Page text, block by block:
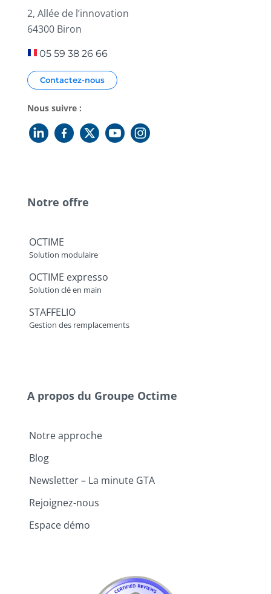
2, Allée de l’innovation
64300 Biron
05 59 38 26 66
Contactez-nous
Nous suivre :
Notre offre
OCTIME
Solution modulaire
OCTIME expresso
Solution clé en main
STAFFELIO
Gestion des remplacements
A propos du Groupe Octime
Notre approche
Blog
Newsletter – La minute GTA
Rejoignez-nous
Espace démo